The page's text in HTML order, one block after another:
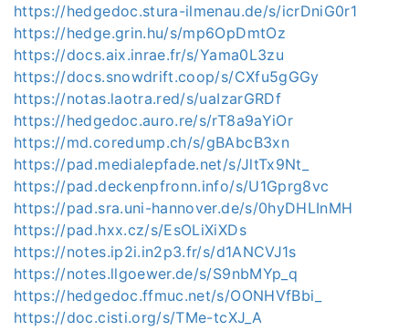
https://hedgedoc.stura-ilmenau.de/s/icrDniG0r1
https://hedge.grin.hu/s/mp6OpDmtOz
https://docs.aix.inrae.fr/s/Yama0L3zu
https://docs.snowdrift.coop/s/CXfu5gGGy
https://notas.laotra.red/s/uaIzarGRDf
https://hedgedoc.auro.re/s/rT8a9aYiOr
https://md.coredump.ch/s/gBAbcB3xn
https://pad.medialepfade.net/s/JltTx9Nt_
https://pad.deckenpfronn.info/s/U1Gprg8vc
https://pad.sra.uni-hannover.de/s/0hyDHLInMH
https://pad.hxx.cz/s/EsOLiXiXDs
https://notes.ip2i.in2p3.fr/s/d1ANCVJ1s
https://notes.llgoewer.de/s/S9nbMYp_q
https://hedgedoc.ffmuc.net/s/OONHVfBbi_
https://doc.cisti.org/s/TMe-tcXJ_A